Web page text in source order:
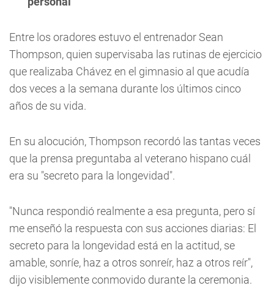
Entre los oradores estuvo el entrenador Sean
Thompson, quien supervisaba las rutinas de ejercicio
que realizaba Chávez en el gimnasio al que acudía
dos veces a la semana durante los últimos cinco
años de su vida.
En su alocución, Thompson recordó las tantas veces
que la prensa preguntaba al veterano hispano cuál
era su "secreto para la longevidad".
"Nunca respondió realmente a esa pregunta, pero sí
me enseñó la respuesta con sus acciones diarias: El
secreto para la longevidad está en la actitud, se
amable, sonríe, haz a otros sonreír, haz a otros reír",
dijo visiblemente conmovido durante la ceremonia.